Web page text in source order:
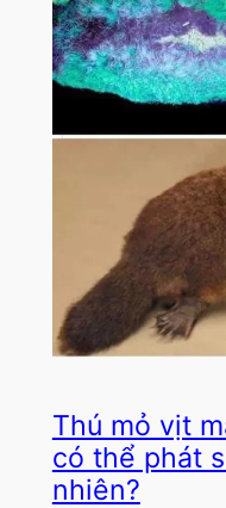
Thú mỏ vịt
có thể phát
nhiên?